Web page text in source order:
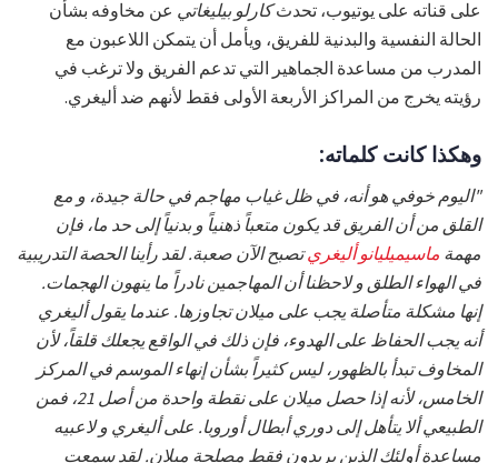
على قناته على يوتيوب، تحدثكارلو بيليغاتي عن مخاوفه بشأن
الحالة النفسية والبدنية للفريق، ويأمل أن يتمكن اللاعبون مع
المدرب من مساعدة الجماهير التي تدعم الفريق ولا ترغب في
رؤيته يخرج من المراكز الأربعة الأولى فقط لأنهم ضد أليغري.
وهكذا كانت كلماته:
"اليوم خوفي هو أنه، في ظل غياب مهاجم في حالة جيدة، و مع
القلق من أن الفريق قد يكون متعباً ذهنياً و بدنياً إلى حد ما، فإن
مهمة ماسيميليانو أليغريتصبح الآن صعبة. لقد رأينا الحصة التدريبية
في الهواء الطلق و لاحظنا أن المهاجمين نادراً ما ينهون الهجمات.
إنها مشكلة متأصلة يجب على ميلان تجاوزها. عندما يقول أليغري
أنه يجب الحفاظ على الهدوء، فإن ذلك في الواقع يجعلك قلقاً، لأن
المخاوف تبدأ بالظهور، ليس كثيراً بشأن إنهاء الموسم في المركز
الخامس، لأنه إذا حصل ميلان على نقطة واحدة من أصل 21، فمن
الطبيعي ألا يتأهل إلى دوري أبطال أوروبا. على أليغري و لاعبيه
مساعدة أولئك الذين يريدون فقط مصلحة ميلان. لقد سمعت